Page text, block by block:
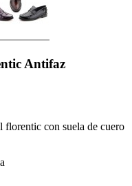
Antifaz
florentic con suela de cuero